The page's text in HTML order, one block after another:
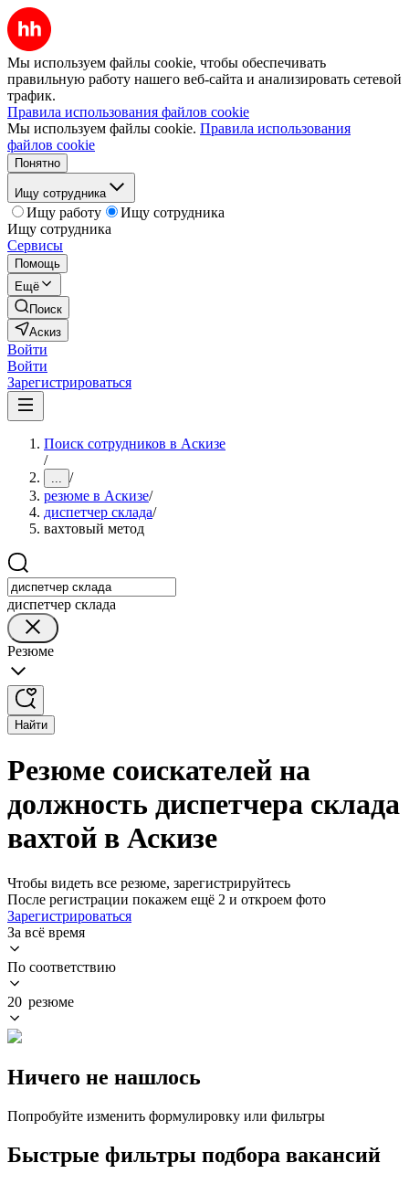
Мы используем файлы cookie, чтобы обеспечивать
правильную работу нашего веб-сайта и анализировать сетевой
трафик.
Правила использования файлов cookie
Мы используем файлы cookie. Правила использования
файлов cookie
Понятно
Ищу сотрудника
Ищу работу
Ищу сотрудника
Ищу сотрудника
Сервисы
Помощь
Ещё
Поиск
Аскиз
Войти
Войти
Зарегистрироваться
Поиск сотрудников в Аскизе
/
... /
резюме в Аскизе/
диспетчер склада/
вахтовый метод
диспетчер склада
Резюме
Найти
Резюме соискателей на
должность диспетчера склада
вахтой в Аскизе
Чтобы видеть все резюме, зарегистрируйтесь
После регистрации покажем ещё 2 и откроем фото
Зарегистрироваться
За всё время
По соответствию
20 резюме
Ничего не нашлось
Попробуйте изменить формулировку или фильтры
Быстрые фильтры подбора вакансий